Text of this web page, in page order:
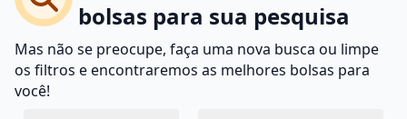
bolsas para sua pesquisa
Mas não se preocupe, faça uma nova busca ou limpe
os filtros e encontraremos as melhores bolsas para
você!